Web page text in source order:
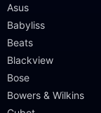
Asus
Babyliss
Beats
Blackview
Bose
Bowers & Wilkins